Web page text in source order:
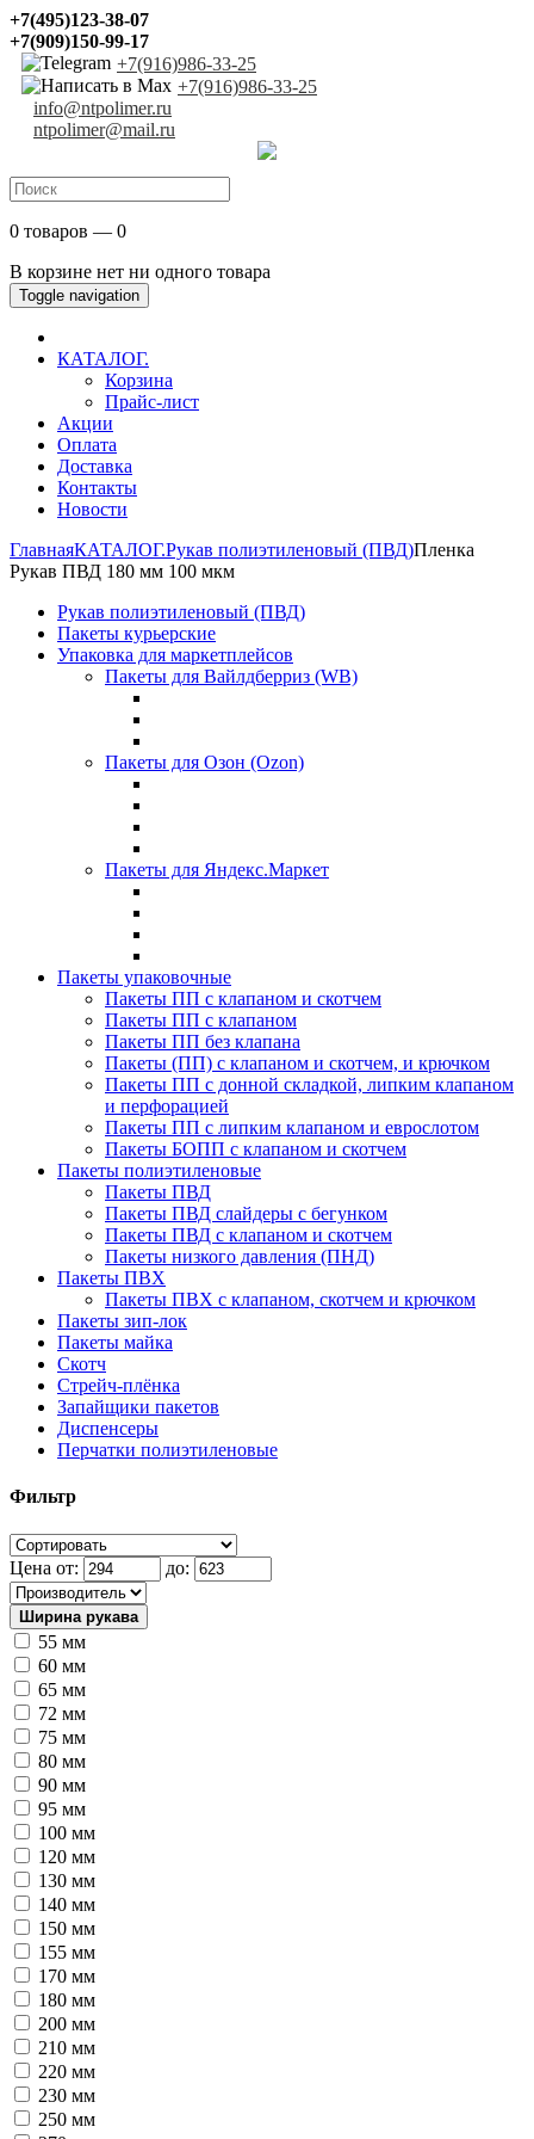
+7(495)123-38-07
+7(909)150-99-17
+7(916)986-33-25
+7(916)986-33-25
info@ntpolimer.ru
ntpolimer@mail.ru
0 товаров — 0
В корзине нет ни одного товара
Toggle navigation
КАТАЛОГ.
Корзина
Прайс-лист
Акции
Оплата
Доставка
Контакты
Новости
ГлавнаяКАТАЛОГ.Рукав полиэтиленовый (ПВД)Пленка
Рукав ПВД 180 мм 100 мкм
Рукав полиэтиленовый (ПВД)
Пакеты курьерские
Упаковка для маркетплейсов
Пакеты для Вайлдберриз (WB)
Пакеты для Озон (Ozon)
Пакеты для Яндекс.Маркет
Пакеты упаковочные
Пакеты ПП с клапаном и скотчем
Пакеты ПП с клапаном
Пакеты ПП без клапана
Пакеты (ПП) с клапаном и скотчем, и крючком
Пакеты ПП с донной складкой, липким клапаном
и перфорацией
Пакеты ПП с липким клапаном и еврослотом
Пакеты БОПП с клапаном и скотчем
Пакеты полиэтиленовые
Пакеты ПВД
Пакеты ПВД слайдеры с бегунком
Пакеты ПВД с клапаном и скотчем
Пакеты низкого давления (ПНД)
Пакеты ПВХ
Пакеты ПВХ с клапаном, скотчем и крючком
Пакеты зип-лок
Пакеты майка
Скотч
Стрейч-плёнка
Запайщики пакетов
Диспенсеры
Перчатки полиэтиленовые
Фильтр
Цена от: до:
Ширина рукава
55 мм
60 мм
65 мм
72 мм
75 мм
80 мм
90 мм
95 мм
100 мм
120 мм
130 мм
140 мм
150 мм
155 мм
170 мм
180 мм
200 мм
210 мм
220 мм
230 мм
250 мм